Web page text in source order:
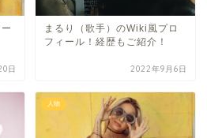
日
まるり（歌手）のWiki風プロ
フィール！経歴もご紹介！
2022年9月6日
人物